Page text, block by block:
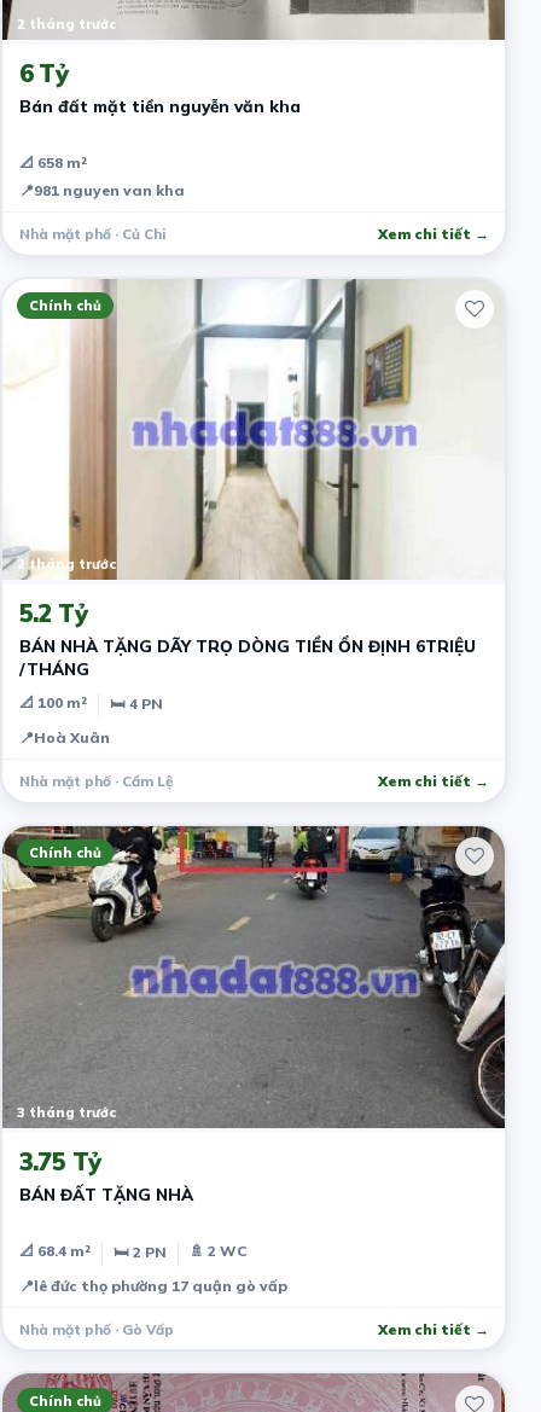
2 tháng trước
6 Tỷ
Bán đất mặt tiền nguyễn văn kha
📐 658 m²
📍981 nguyen van kha
Nhà mặt phố · Củ Chi Xem chi tiết →
Chính chủ
2 tháng trước
5.2 Tỷ
BÁN NHÀ TẶNG DÃY TRỌ DÒNG TIỀN ỔN ĐỊNH 6TRIỆU
/THÁNG
📐 100 m²
🛏 4 PN
📍Hoà Xuân
Nhà mặt phố · Cẩm Lệ Xem chi tiết →
Chính chủ
3 tháng trước
3.75 Tỷ
BÁN ĐẤT TẶNG NHÀ
📐 68.4 m² 🛏 2 PN
🚿 2 WC
📍lê đức thọ phường 17 quận gò vấp
Nhà mặt phố · Gò Vấp Xem chi tiết →
Chính chủ